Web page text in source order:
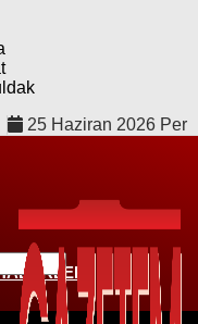
25 Haziran 2026 Per